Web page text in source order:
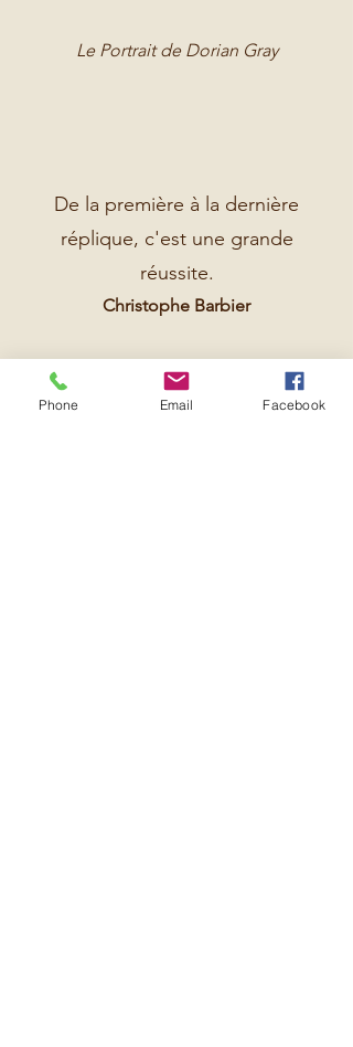
Le Portrait de Dorian Gray
De la première à la dernière
réplique, c'est une grande
réussite.
Christophe Barbier
Ce qui reste d'un amour
Phone Email Facebook